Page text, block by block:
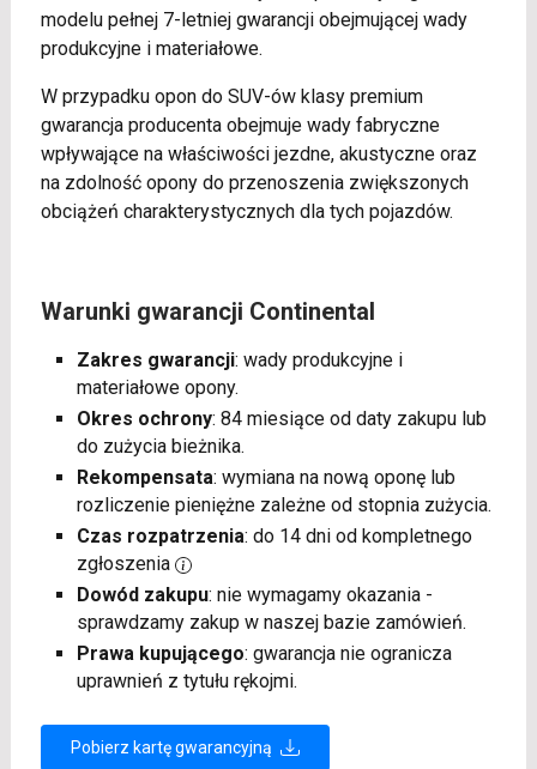
modelu pełnej 7-letniej gwarancji obejmującej wady
produkcyjne i materiałowe.
W przypadku opon do SUV-ów klasy premium
gwarancja producenta obejmuje wady fabryczne
wpływające na właściwości jezdne, akustyczne oraz
na zdolność opony do przenoszenia zwiększonych
obciążeń charakterystycznych dla tych pojazdów.
Warunki gwarancji Continental
Zakres gwarancji: wady produkcyjne i
materiałowe opony.
Okres ochrony: 84 miesiące od daty zakupu lub
do zużycia bieżnika.
Rekompensata: wymiana na nową oponę lub
rozliczenie pieniężne zależne od stopnia zużycia.
Czas rozpatrzenia: do 14 dni od kompletnego
zgłoszenia
Dowód zakupu: nie wymagamy okazania -
sprawdzamy zakup w naszej bazie zamówień.
Prawa kupującego: gwarancja nie ogranicza
uprawnień z tytułu rękojmi.
Pobierz kartę gwarancyjną